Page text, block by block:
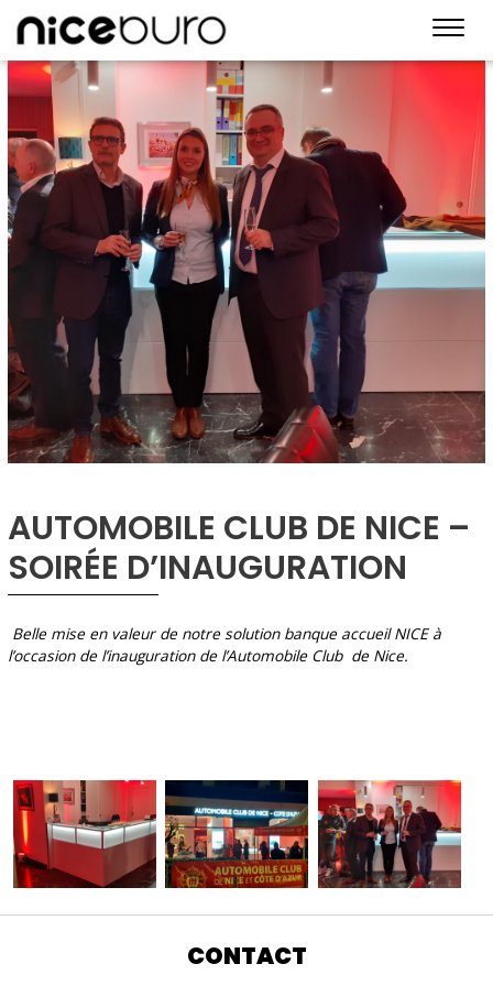
AUTOMOBILE CLUB DE NICE –
SOIRÉE D’INAUGURATION
Belle mise en valeur de notre solution banque accueil NICE à
l’occasion de l’inauguration de l’Automobile Club de Nice.
CONTACT